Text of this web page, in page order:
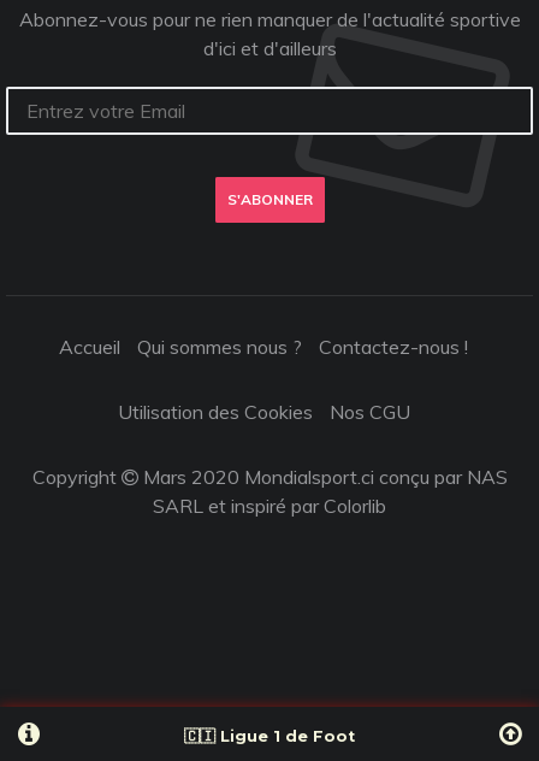
🇨🇮 Ligue 1 de Foot
Abonnez-vous pour ne rien manquer de l'actualité sportive
d'ici et d'ailleurs
S'ABONNER
Accueil Qui sommes nous ? Contactez-nous !
Utilisation des Cookies Nos CGU
Copyright
Mars 2020 Mondialsport.ci conçu par NAS
SARL et inspiré parColorlib